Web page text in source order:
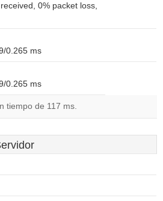
0% packet loss,
0.265 ms
0.265 ms
tiempo de 117 ms.